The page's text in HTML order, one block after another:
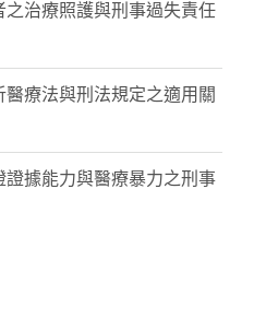
治療照護與刑事過失責任
療法與刑法規定之適用關
據能力與醫療暴力之刑事